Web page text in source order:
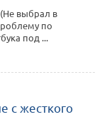
выбрал в
по
под ...
с жесткого